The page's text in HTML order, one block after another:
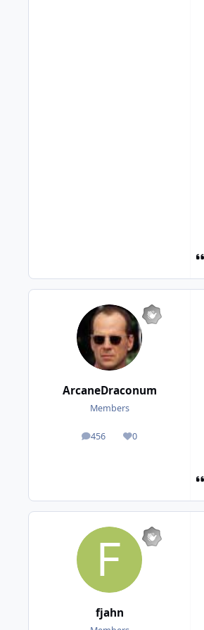
ArcaneDraconum
Members
456
posts 0
Reputation
fjahn